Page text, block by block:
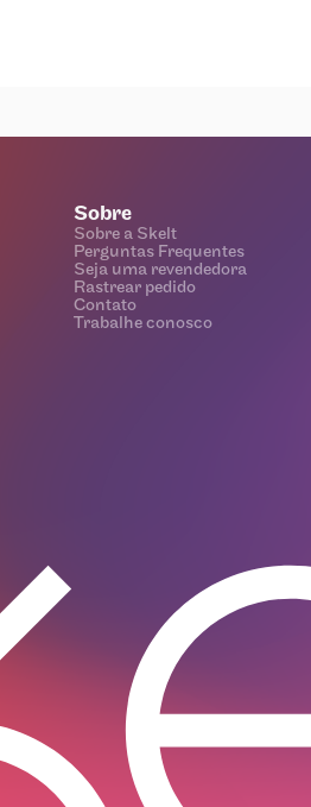
Sobre
Sobre a Skelt
Perguntas Frequentes
Seja uma revendedora
Rastrear pedido
Contato
Trabalhe conosco